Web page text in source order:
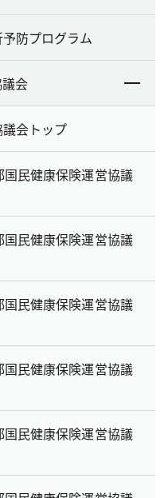
防プログラム
会
会トップ
民健康保険運営協議
民健康保険運営協議
民健康保険運営協議
民健康保険運営協議
民健康保険運営協議